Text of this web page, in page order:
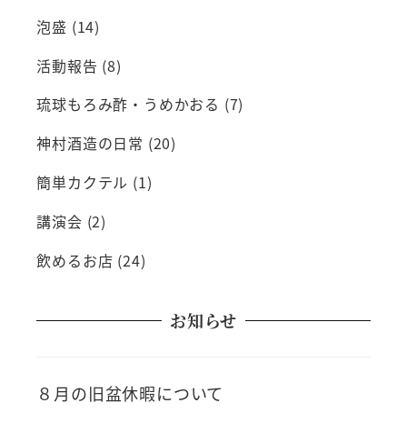
泡盛 (14)
活動報告 (8)
琉球もろみ酢・うめかおる (7)
神村酒造の日常 (20)
簡単カクテル (1)
講演会 (2)
飲めるお店 (24)
お知らせ
８月の旧盆休暇について